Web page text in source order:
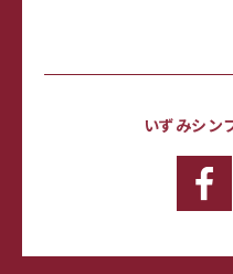
いずみシン